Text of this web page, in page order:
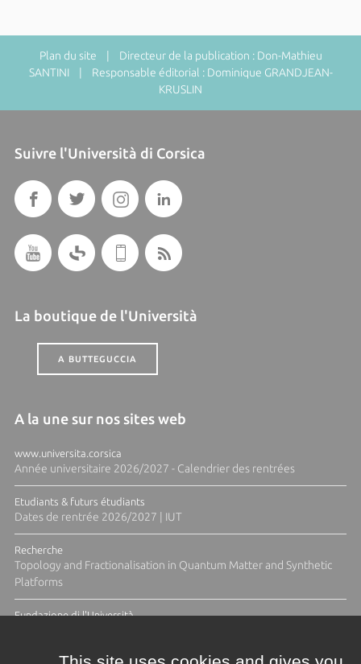
Plan du site | Directeur de la publication : Don-Mathieu
SANTINI | Responsable éditorial : Dominique GRANDJEAN-
KRUSLIN
Suivre l'Università di Corsica
La boutique de l'Università
A BUTTEGUCCIA
A la une sur nos sites web
www.universita.corsica
Année universitaire 2026/2027 - Calendrier des rentrées
Etudiants & futurs étudiants
Dates de rentrée 2026/2027 | IUT
Recherche
Topology and Fractionalisation in Quantum Matter and Synthetic
Platforms
Fundazione di l'Università